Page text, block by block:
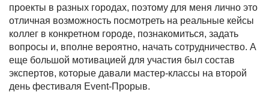
проекты в разных городах, поэтому для меня лично это
отличная возможность посмотреть на реальные кейсы
коллег в конкретном городе, познакомиться, задать
вопросы и, вполне вероятно, начать сотрудничество. А
еще большой мотивацией для участия был состав
экспертов, которые давали мастер-классы на второй
день фестиваля Event-Прорыв.